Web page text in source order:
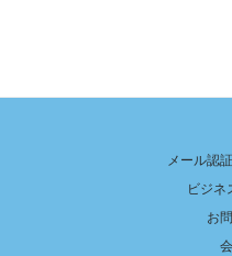
メール認
ビジネ
お